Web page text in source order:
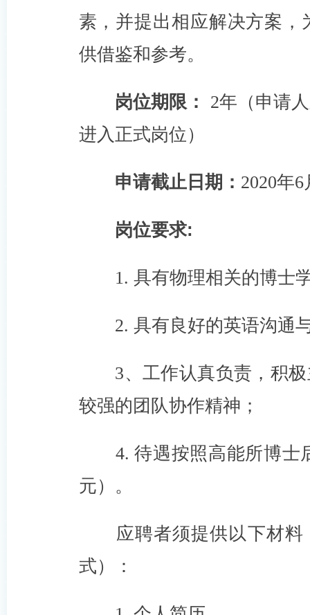
素，并提出相应解决方案
供借鉴和参考。
岗位期限：
2年（申请
进入正式岗位）
申请截止日期： 2020年6
岗位要求:
1. 具有物理相关的博士
2. 具有良好的英语沟通
3、工作认真负责，积
较强的团队协作精神；
4. 待遇按照高能所博士
元）。
应聘者须提供以下材
式）：